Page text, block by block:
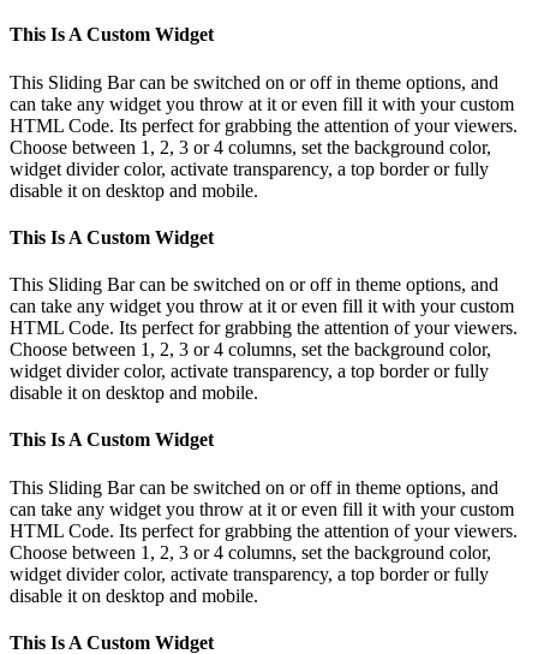
This Is A Custom Widget
This Sliding Bar can be switched on or off in theme options, and
can take any widget you throw at it or even fill it with your custom
HTML Code. Its perfect for grabbing the attention of your viewers.
Choose between 1, 2, 3 or 4 columns, set the background color,
widget divider color, activate transparency, a top border or fully
disable it on desktop and mobile.
This Is A Custom Widget
This Sliding Bar can be switched on or off in theme options, and
can take any widget you throw at it or even fill it with your custom
HTML Code. Its perfect for grabbing the attention of your viewers.
Choose between 1, 2, 3 or 4 columns, set the background color,
widget divider color, activate transparency, a top border or fully
disable it on desktop and mobile.
This Is A Custom Widget
This Sliding Bar can be switched on or off in theme options, and
can take any widget you throw at it or even fill it with your custom
HTML Code. Its perfect for grabbing the attention of your viewers.
Choose between 1, 2, 3 or 4 columns, set the background color,
widget divider color, activate transparency, a top border or fully
disable it on desktop and mobile.
This Is A Custom Widget